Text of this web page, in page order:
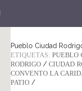
Pueblo Ciudad
ETIQUETAS: PUEBLO
RODRIGO / CIUDAD
CONVENTO LA
PATIO /